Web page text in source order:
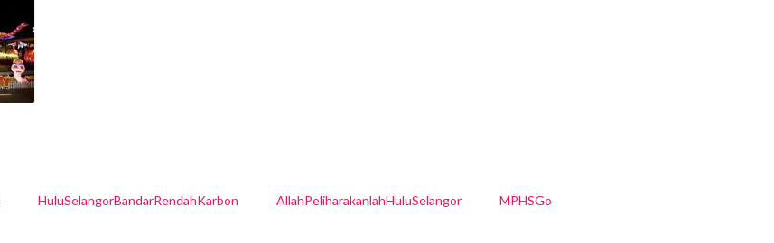
HuluSelangorBandarRendahKarbon AllahPeliharakanlahHuluSelangor MPHSGo